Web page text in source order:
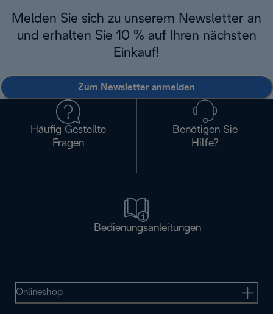
Melden Sie sich zu unserem Newsletter an
und erhalten Sie 10 % auf Ihren nächsten
Einkauf!
Zum Newsletter anmelden
Häufig Gestellte
Fragen
Benötigen Sie
Hilfe?
Bedienungsanleitungen
Onlineshop